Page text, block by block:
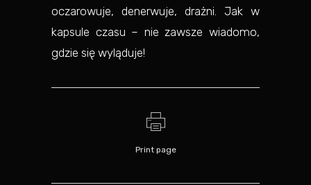
oczarowuje, denerwuje, drażni. Jak w
kapsule czasu – nie zawsze wiadomo,
gdzie się wyląduje!
Print page